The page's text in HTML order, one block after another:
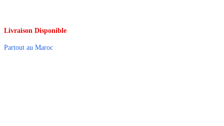
Livraison Disponible
Partout au Maroc